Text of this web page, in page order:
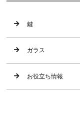
鍵
ガラス
お役立ち情報